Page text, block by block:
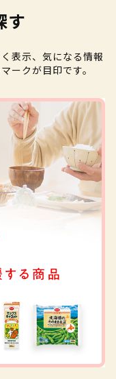
す
表示、気になる情報
ークが目印です。